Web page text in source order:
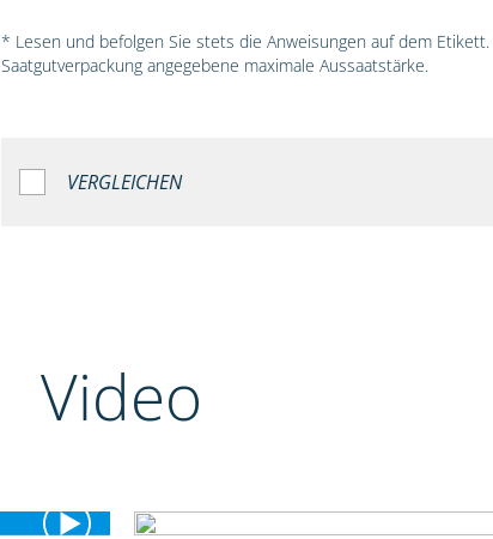
* Lesen und befolgen Sie stets die Anweisungen auf dem
Saatgutverpackung angegebene maximale Aussaatstärke.
VERGLEICHEN
Video